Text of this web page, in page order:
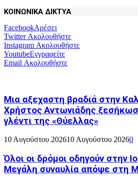
ΚΟΙΝΩΝΙΚΑ ΔΙΚΤΥΑ
FacebookΑρέσει
TwitterΑκολουθήστε
Instagram Ακολουθήστε
YoutubeΕγγραφείτε
Email Ακολουθήστε
Μια αξεχαστη βραδιά στην
Χρήστος Αντωνιάδης
γλέντι της «Θύελλας»
10 Αυγούστου 202610 Αυγούστου 20260
Όλοι οι δρόμοι οδηγούν στην
Μεγάλη συναυλία απόψε στη